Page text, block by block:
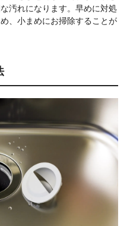
汚れになります。早めに対処
、小まめにお掃除することが